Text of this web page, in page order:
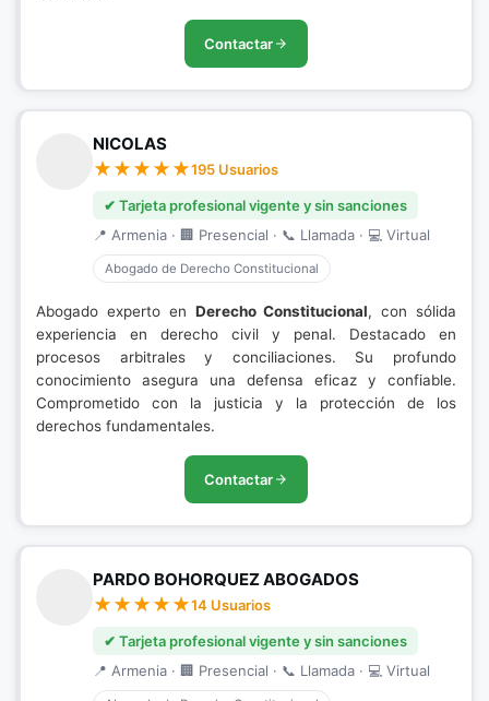
Contactar
NICOLAS
195 Usuarios
✔ Tarjeta profesional vigente y sin sanciones
📍 Armenia · 🏢 Presencial · 📞 Llamada · 💻 Virtual
Abogado de Derecho Constitucional
Abogado experto en Derecho Constitucional, con sólida
experiencia en derecho civil y penal. Destacado en
procesos arbitrales y conciliaciones. Su profundo
conocimiento asegura una defensa eficaz y confiable.
Comprometido con la justicia y la protección de los
derechos fundamentales.
Contactar
PARDO BOHORQUEZ ABOGADOS
14 Usuarios
✔ Tarjeta profesional vigente y sin sanciones
📍 Armenia · 🏢 Presencial · 📞 Llamada · 💻 Virtual